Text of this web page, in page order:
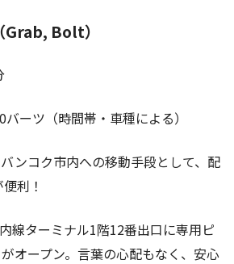
Grab, Bolt）
バーツ（時間帯・車種による）
ンコク市内への移動手段として、配
利！
線ターミナル1階12番出口に専用ピ
オープン。言葉の心配もなく、安心